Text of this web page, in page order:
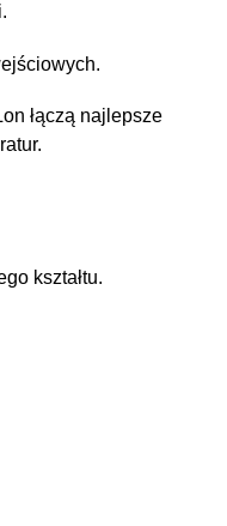
łączą najlepsze
kształtu.